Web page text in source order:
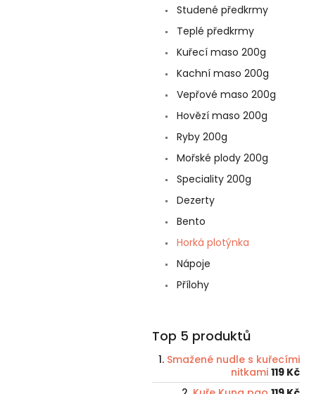
Studené předkrmy
Teplé předkrmy
Kuřecí maso 200g
Kachní maso 200g
Vepřové maso 200g
Hovězí maso 200g
Ryby 200g
Mořské plody 200g
Speciality 200g
Dezerty
Bento
Horká plotýnka
Nápoje
Přílohy
Top 5 produktů
Smažené nudle s kuřecími
nitkami 119 Kč